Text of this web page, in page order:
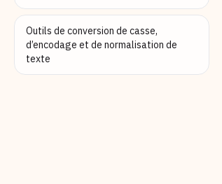
Outils de conversion de casse,
d’encodage et de normalisation de
texte